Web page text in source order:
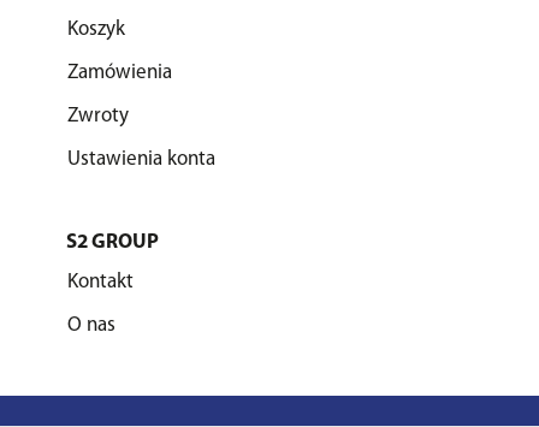
Koszyk
Zamówienia
Zwroty
Ustawienia konta
S2 GROUP
Kontakt
O nas